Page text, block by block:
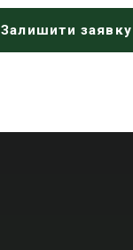
Залишити заявку